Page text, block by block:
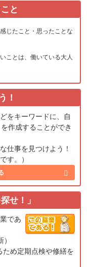
と
じたこと・思ったことな
ことは、働いている大人
！
をキーワードに、自
作成することができ
仕事を見つけよう！
す。）
せ！」
であ
ため定期点検や修繕を